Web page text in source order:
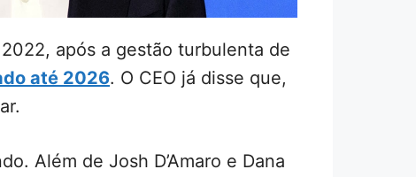
após a gestão turbulenta de
até 2026. O CEO já disse que,
Além de Josh D’Amaro e Dana